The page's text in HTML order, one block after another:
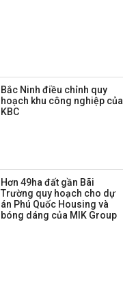
Bắc Ninh điều chỉnh quy
hoạch khu công nghiệp của
KBC
Hơn 49ha đất gần Bãi
Trường quy hoạch cho dự
án Phú Quốc Housing và
bóng dáng của MIK Group